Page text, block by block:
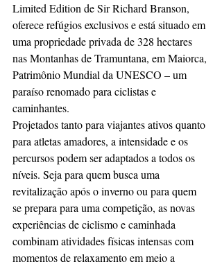
Limited Edition de Sir Richard Branson,
oferece refúgios exclusivos e está situado em
uma propriedade privada de 328 hectares
nas Montanhas de Tramuntana, em Maiorca,
Patrimônio Mundial da UNESCO – um
paraíso renomado para ciclistas e
caminhantes.
Projetados tanto para viajantes ativos quanto
para atletas amadores, a intensidade e os
percursos podem ser adaptados a todos os
níveis. Seja para quem busca uma
revitalização após o inverno ou para quem
se prepara para uma competição, as novas
experiências de ciclismo e caminhada
combinam atividades físicas intensas com
momentos de relaxamento em meio a